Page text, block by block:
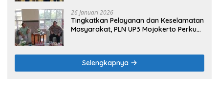
26 Januari 2026
Tingkatkan Pelayanan dan Keselamatan
Masyarakat, PLN UP3 Mojokerto Perkuat
Selengkapnya